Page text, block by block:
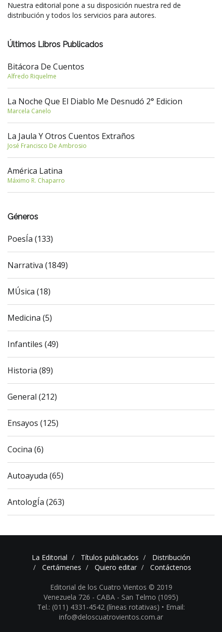
Nuestra editorial pone a su disposición nuestra red de
distribución y todos los servicios para autores.
Últimos Libros Publicados
Bitácora De Cuentos
Alfredo Riquelme
La Noche Que El Diablo Me Desnudó 2° Edicion
Marcela Canelo
La Jaula Y Otros Cuentos Extraños
José Francisco De Ambrosio
América Latina
Máximo R. Chaparro
Géneros
PoesÍa (133)
Narrativa (1849)
MÚsica (18)
Medicina (5)
Infantiles (49)
Historia (89)
General (212)
Ensayos (125)
Cocina (6)
Autoayuda (65)
AntologÍa (263)
La Editorial Títulos publicados
Distribución
Certámenes
Quiero editar Contáctenos
Editorial de los Cuatro Vientos © 2019
Venezuela 726 - CABA - San Telmo (1095)
Tel.: (011) 4331-4542 (líneas rotativas) • Email:
info@deloscuatrovientos.com.ar